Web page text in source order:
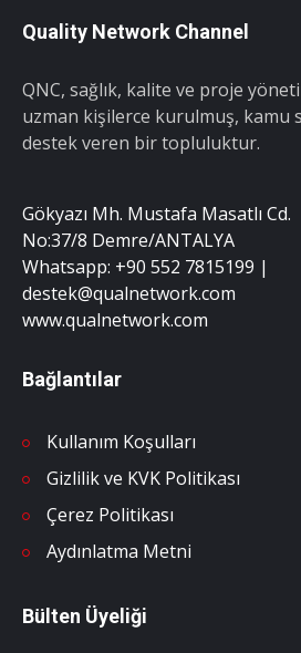
Quality Network Channel
QNC, sağlık, kalite ve proje
uzman kişilerce kurulmuş, kamu
destek veren bir topluluktur.
Gökyazı Mh. Mustafa Masatlı Cd.
No:37/8 Demre/ANTALYA
Whatsapp: +90 552 7815199 |
destek@qualnetwork.com
www.qualnetwork.com
Bağlantılar
Kullanım Koşulları
Gizlilik ve KVK Politikası
Çerez Politikası
Aydınlatma Metni
Bülten Üyeliği